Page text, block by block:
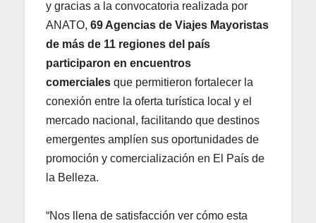
y gracias a la convocatoria realizada por
ANATO, 69 Agencias de Viajes Mayoristas
de más de 11 regiones del país
participaron en encuentros
comerciales que permitieron fortalecer la
conexión entre la oferta turística local y el
mercado nacional, facilitando que destinos
emergentes amplíen sus oportunidades de
promoción y comercialización en El País de
la Belleza.
“Nos llena de satisfacción ver cómo esta